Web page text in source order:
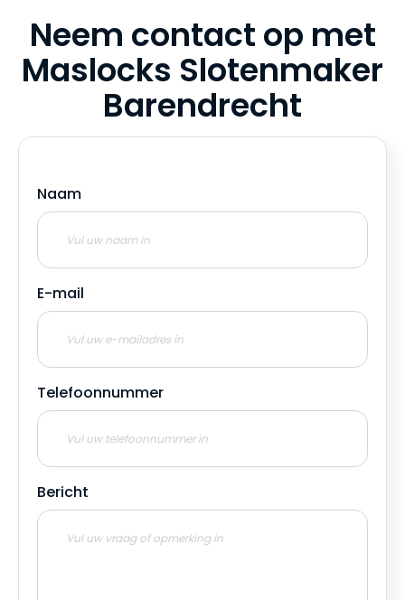
Neem contact op met
Maslocks Slotenmaker
Barendrecht
Naam
E-mail
Telefoonnummer
Bericht